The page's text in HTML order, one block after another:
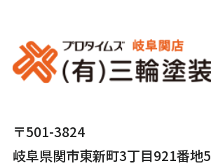
〒501-3824
岐⾩県関市東新町3丁⽬921番地5